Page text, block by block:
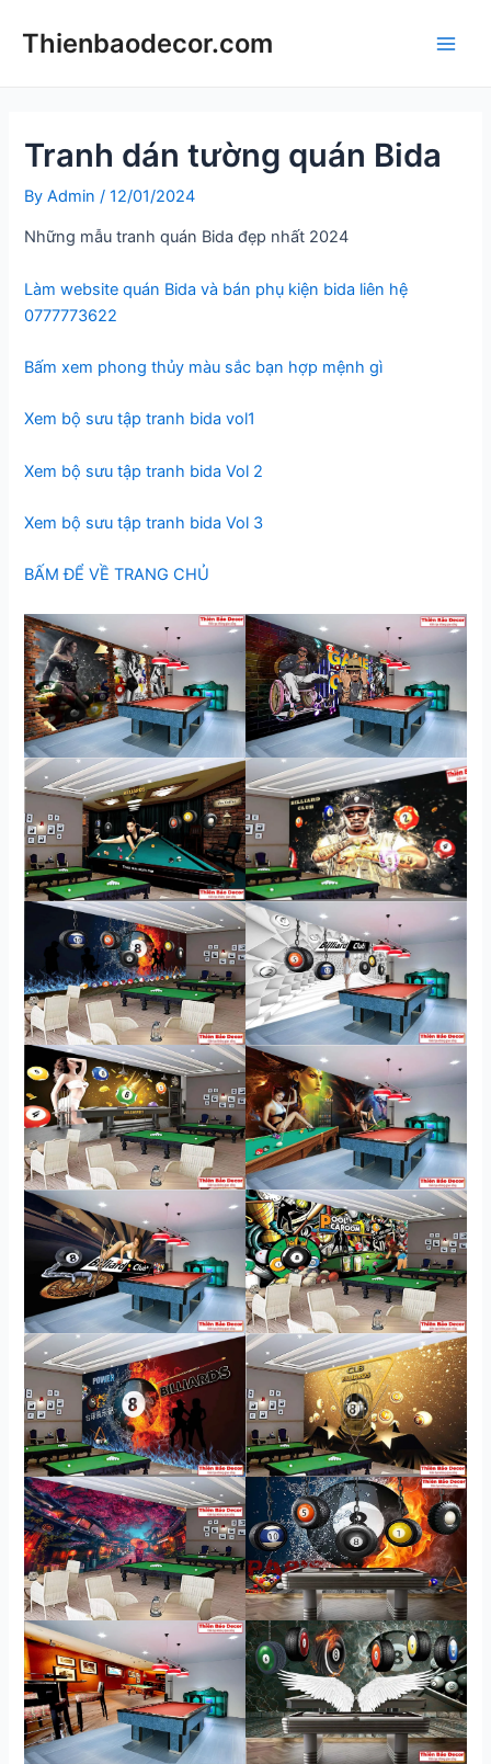
Thienbaodecor.com
Tranh dán tường quán Bida
ByAdmin/12/01/2024
Những mẫu tranh quán Bida đẹp nhất 2024
Làm website quán Bida và bán phụ kiện bida liên hệ
0777773622
Bấm xem phong thủy màu sắc bạn hợp mệnh gì
Xem bộ sưu tập tranh bida vol1
Xem bộ sưu tập tranh bida Vol 2
Xem bộ sưu tập tranh bida Vol 3
BẤM ĐỂ VỀ TRANG CHỦ